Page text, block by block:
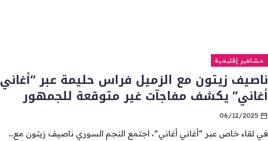
مشاهير إقليمية
ناصيف زيتون مع الزميل فراس حليمة عبر “أغاني
أغاني” يكشف مفاجآت غير متوقعة للجمهور
06/12/2025
في لقاء خاص عبر “أغاني أغاني”، اجتمع النجم السوري ناصيف زيتون مع...